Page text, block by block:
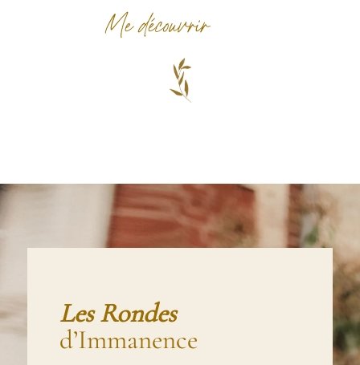
Me découvrir
Les Rondes
d’Immanence